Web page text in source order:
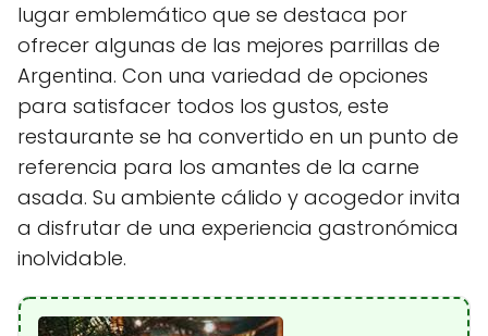
lugar emblemático que se destaca por
ofrecer algunas de las mejores parrillas de
Argentina. Con una variedad de opciones
para satisfacer todos los gustos, este
restaurante se ha convertido en un punto de
referencia para los amantes de la carne
asada. Su ambiente cálido y acogedor invita
a disfrutar de una experiencia gastronómica
inolvidable.